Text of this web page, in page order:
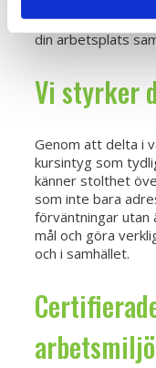
kompetens och
din arbetsplats
Vi styrker
Genom att delta i
kursintyg som
känner stolthet
som inte bara
förväntningar utan
mål och göra
och i samhället.